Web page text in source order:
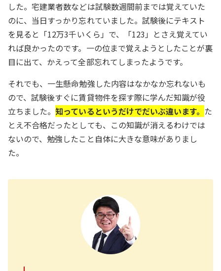
した。宅建業者数などは試験数週間前までは覚えていた
のに、当日すっかり忘れていました。試験後にテキスト
を見ると「12万3千いくら」で、「123」とさえ覚えてい
れば良かったのです。一の位まで覚えようとしたことが裏
目に出て、かえって全部忘れてしまったようです。
それでも、一生懸命勉強した内容はなかなか忘れないも
ので、試験後すぐに賃貸物件を探す際に学んだ知識が役
立ちました。 知っているというだけでだいぶ違います。 た
とえ不合格だったとしても、この知識が消えるわけでは
ないので、勉強したこと自体に大きな意味がありまし
た。